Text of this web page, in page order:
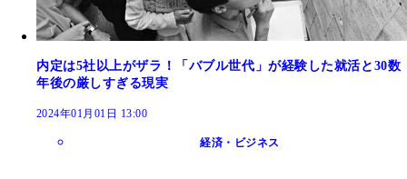
内定は5社以上がザラ！「バブル世代」が経験した就活と30数
年後の厳しすぎる現実
2024年01月01日 13:00
経済・ビジネス